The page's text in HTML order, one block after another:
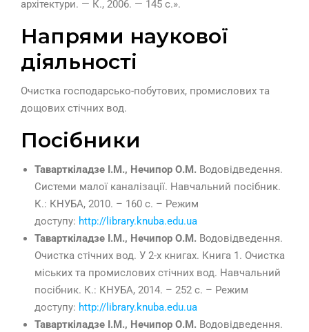
архітектури. — К., 2006. — 145 с.».
Напрями наукової
діяльності
Очистка господарсько-побутових, промислових та
дощових стічних вод.
Посібники
Таварткіладзе І.М., Нечипор О.М. Водовідведення.
Системи малої каналізації. Навчальний посібник.
К.: КНУБА, 2010. – 160 с. – Режим
доступу: http://library.knuba.edu.ua
Таварткіладзе І.М., Нечипор О.М. Водовідведення.
Очистка стічних вод. У 2-х книгах. Книга 1. Очистка
міських та промислових стічних вод. Навчальний
посібник. К.: КНУБА, 2014. – 252 с. – Режим
доступу: http://library.knuba.edu.ua
Таварткіладзе І.М., Нечипор О.М. Водовідведення.